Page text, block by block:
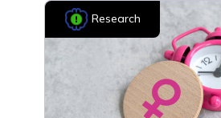
Research